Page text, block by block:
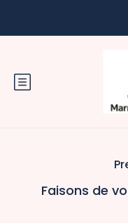
Faisons de